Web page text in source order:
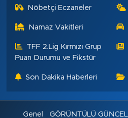
Nöbetçi Eczaneler
Namaz Vakitleri
TFF 2.Lig Kırmızı Grup
Puan Durumu ve Fikstür
Son Dakika Haberleri
Genel GÖRÜNTÜLÜ GÜNCEL